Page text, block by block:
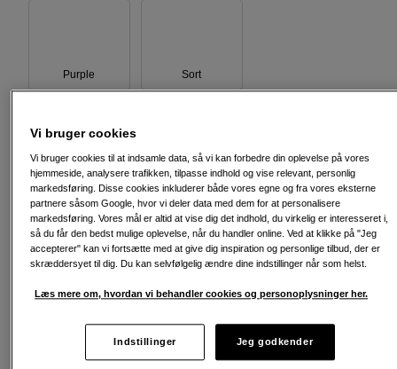
Purple Sort
999 DKK
Antal
Læg i indkøbskurv
Fri fragt ved køb over 500 kr.
30 dages returret
Vi bruger cookies
Vi bruger cookies til at indsamle data, så vi kan forbedre din oplevelse på vores
hjemmeside, analysere trafikken, tilpasse indhold og vise relevant, personlig
markedsføring. Disse cookies inkluderer både vores egne og fra vores eksterne
partnere såsom Google, hvor vi deler data med dem for at personalisere
markedsføring. Vores mål er altid at vise dig det indhold, du virkelig er interesseret i,
så du får den bedst mulige oplevelse, når du handler online. Ved at klikke på "Jeg
accepterer" kan vi fortsætte med at give dig inspiration og personlige tilbud, der er
skræddersyet til dig. Du kan selvfølgelig ændre dine indstillinger når som helst.
Læs mere om, hvordan vi behandler cookies og personoplysninger her.
Indstillinger Jeg godkender